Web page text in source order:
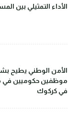
الأداء التمثيلي بين
الأمن الوطني يطيح
موظفين حكوميين في
في كركوك